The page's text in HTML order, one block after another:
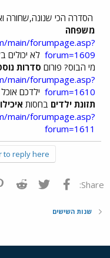
הסדרה הכי שנונה,שחורה
משפחה
main/forumpage.asp?
forum=1609 לא יכולים
מי הבוס? פורום סדרות
main/forumpage.asp?
forum=1610 ילדכם
תזונת ילדים בחסות
main/forumpage.asp?
forum=1611
to reply here.
Share: פייסבוק Twitter
שנות השישים